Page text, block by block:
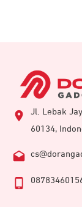
Jl. Lebak
60134,